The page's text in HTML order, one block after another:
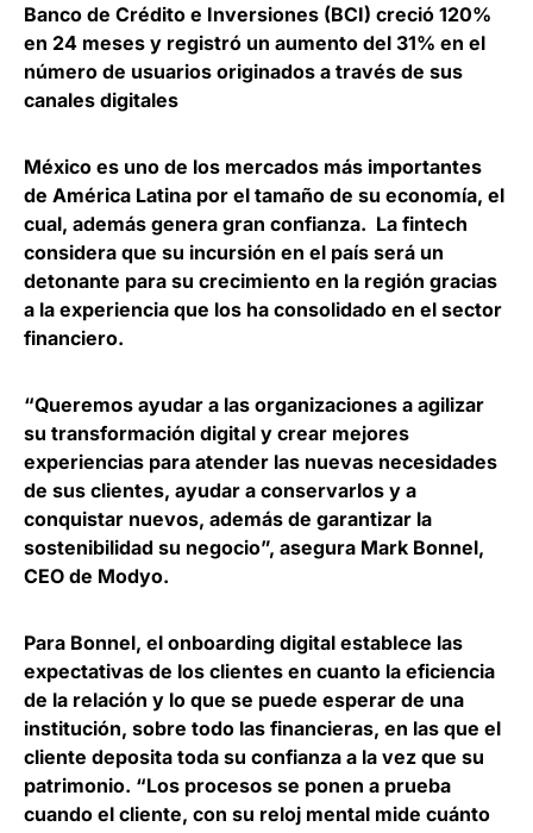
Banco de Crédito e Inversiones (BCI) creció 120%
en 24 meses y registró un aumento del 31% en el
número de usuarios originados a través de sus
canales digitales
México es uno de los mercados más importantes
de América Latina por el tamaño de su economía, el
cual, además genera gran confianza. La fintech
considera que su incursión en el país será un
detonante para su crecimiento en la región gracias
a la experiencia que los ha consolidado en el sector
financiero.
“Queremos ayudar a las organizaciones a agilizar
su transformación digital y crear mejores
experiencias para atender las nuevas necesidades
de sus clientes, ayudar a conservarlos y a
conquistar nuevos, además de garantizar la
sostenibilidad su negocio”, asegura Mark Bonnel,
CEO de Modyo.
Para Bonnel, el onboarding digital establece las
expectativas de los clientes en cuanto la eficiencia
de la relación y lo que se puede esperar de una
institución, sobre todo las financieras, en las que el
cliente deposita toda su confianza a la vez que su
patrimonio. “Los procesos se ponen a prueba
cuando el cliente, con su reloj mental mide cuánto